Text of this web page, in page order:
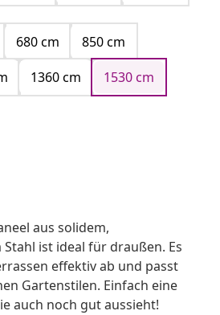
680 cm
850 cm
1360 cm
1530 cm
aus solidem,
ist ideal für draußen. Es
effektiv ab und passt
Gartenstilen. Einfach eine
auch noch gut aussieht!